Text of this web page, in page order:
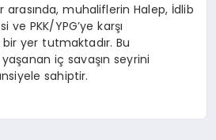
arasında, muhaliflerin Halep, İdlib
PKK/YPG’ye karşı
yer tutmaktadır. Bu
iç savaşın seyrini
sahiptir.